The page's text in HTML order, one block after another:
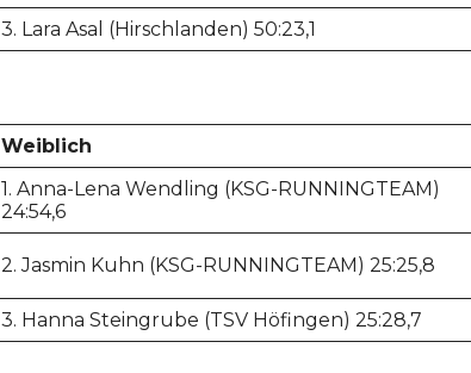
3. Lara Asal (Hirschlanden) 50:23,1
Weiblich
1. Anna-Lena Wendling (KSG-RUNNINGTEAM)
24:54,6
2. Jasmin Kuhn (KSG-RUNNINGTEAM) 25:25,8
3. Hanna Steingrube (TSV Höfingen) 25:28,7